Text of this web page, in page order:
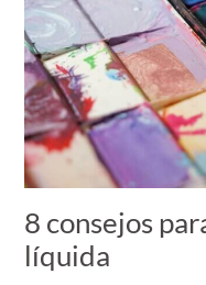
8 consejos
líquida